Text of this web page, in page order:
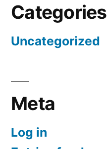
Categories
Uncategorized
Meta
Log in